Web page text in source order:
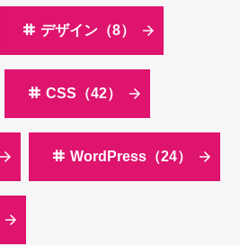
デザイン（8）
CSS（42）
WordPress（24）